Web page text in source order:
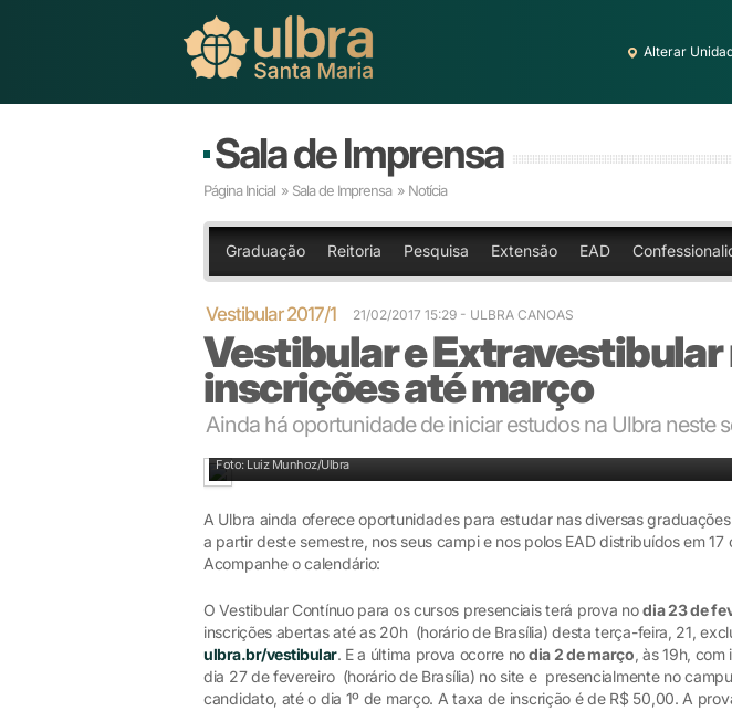
Alterar
Sala de Imprensa
Página Inicial » Sala de Imprensa » Notícia
Graduação Reitoria Pesquisa Extensão EAD
Vestibular 2017/1 21/02/2017 15:29 - ULBRA CANOAS
Vestibular e
inscrições até março
Ainda há oportunidade de iniciar estudos na Ulbra neste
Foto: Luiz Munhoz/Ulbra
A Ulbra ainda oferece oportunidades para estudar nas diversas
a partir deste semestre, nos seus campi e nos polos EAD distribuídos em 17
Acompanhe o calendário:
O Vestibular Contínuo para os cursos presenciais terá prova nodia 23 de
inscrições abertas até as 20h (horário de Brasília) desta terça-feira, 21,
ulbra.br/vestibular. E a última prova ocorre nodia 2 de março, às 19h,
dia 27 de fevereiro (horário de Brasília) no site e presencialmente no
candidato, até o dia 1º de março. A taxa de inscrição é de R$ 50,00. A